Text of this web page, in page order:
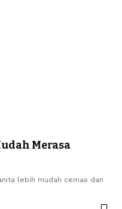
Merasa
lebih mudah cemas dan